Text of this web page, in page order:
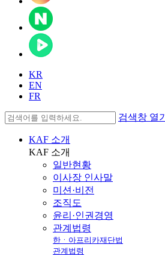
KR
EN
FR
검색창 열기
KAF 소개
KAF 소개
일반현황
이사장 인사말
미션·비전
조직도
윤리·인권경영
관계법령
한ㆍ아프리카재단법
관계법령